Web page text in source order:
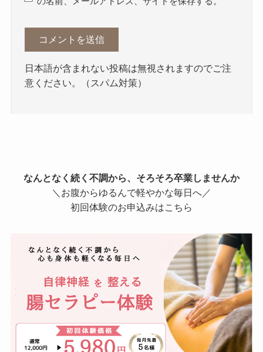
日本語が含まれない投稿は無視されますのでご注
意ください。（スパム対策）
なんとなく続く不調から、そろそろ卒業しませんか
＼お腹からゆるんで軽やかな毎日へ／
初回体験のお申込みはこちら